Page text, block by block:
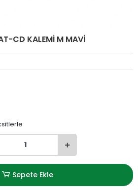
CD KALEMİ M MAVİ
Sepete Ekle